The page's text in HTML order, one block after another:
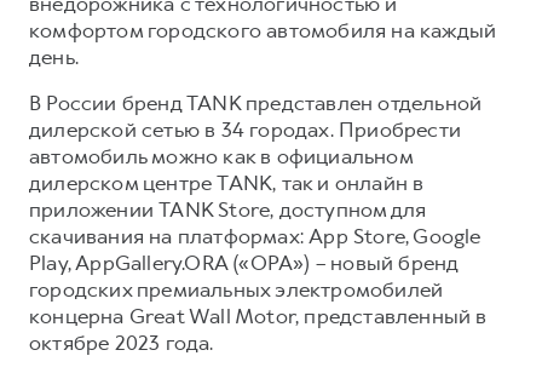
комфортом городского автомобиля на каждый
день.
В России бренд TANK представлен отдельной
дилерской сетью в 34 городах. Приобрести
автомобиль можно как в официальном
дилерском центре TANK, так и онлайн в
приложении TANK Store, доступном для
скачивания на платформах: App Store, Google
Play, AppGallery.ORA («ОРА») – новый бренд
городских премиальных электромобилей
концерна Great Wall Motor, представленный в
октябре 2023 года.